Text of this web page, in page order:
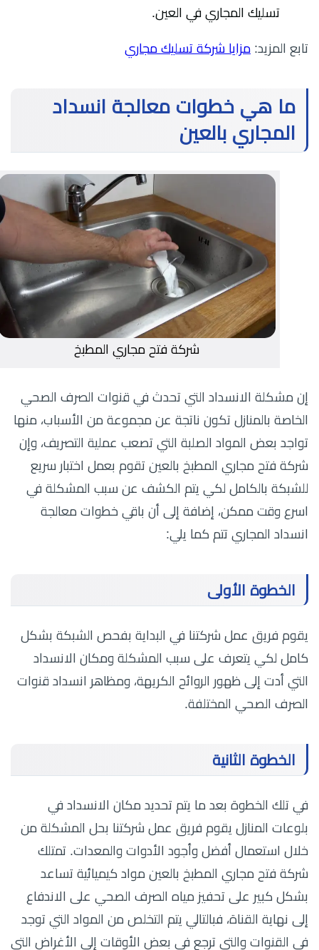
تسليك المجاري في العين.
تابع المزيد:مزايا شركة تسليك مجاري
ما هي خطوات معالجة انسداد
المجاري بالعين
شركة فتح مجاري المطبخ
إن مشكلة الانسداد التي تحدث في قنوات الصرف الصحي
الخاصة بالمنازل تكون ناتجة عن مجموعة من الأسباب، منها
تواجد بعض المواد الصلبة التي تصعب عملية التصريف، وإن
شركة فتح مجاري المطبخ بالعين تقوم بعمل اختبار سريع
للشبكة بالكامل لكي يتم الكشف عن سبب المشكلة في
اسرع وقت ممكن، إضافة إلى أن باقي خطوات معالجة
انسداد المجاري تتم كما يلي:
الخطوة الأولى
يقوم فريق عمل شركتنا في البداية بفحص الشبكة بشكل
كامل لكي يتعرف على سبب المشكلة ومكان الانسداد
التي أدت إلى ظهور الروائح الكريهة، ومظاهر انسداد قنوات
الصرف الصحي المختلفة.
الخطوة الثانية
في تلك الخطوة بعد ما يتم تحديد مكان الانسداد في
بلوعات المنازل يقوم فريق عمل شركتنا بحل المشكلة من
خلال استعمال أفضل وأجود الأدوات والمعدات. تمتلك
شركة فتح مجاري المطبخ بالعين مواد كيميائية تساعد
بشكل كبير على تحفيز مياه الصرف الصحي على الاندفاع
إلى نهاية القناة، فبالتالي يتم التخلص من المواد التي توجد
في القنوات والتي ترجع في بعض الأوقات إلى الأغراض التي